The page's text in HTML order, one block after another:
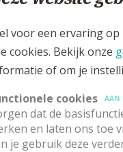
bestellen van een
Sint-
51 97 03
maandag en
voor een ervaring
cookies. Bekijk onze
of om je
cookies
AAN
dat de
en laten ons toe
je gebruik deze